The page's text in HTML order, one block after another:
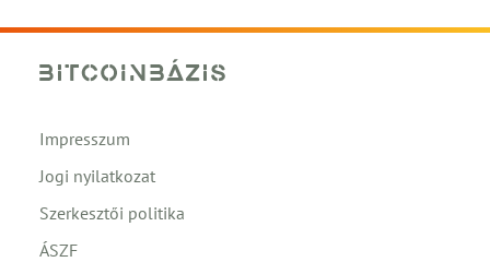
Impresszum
Jogi nyilatkozat
Szerkesztői politika
ÁSZF